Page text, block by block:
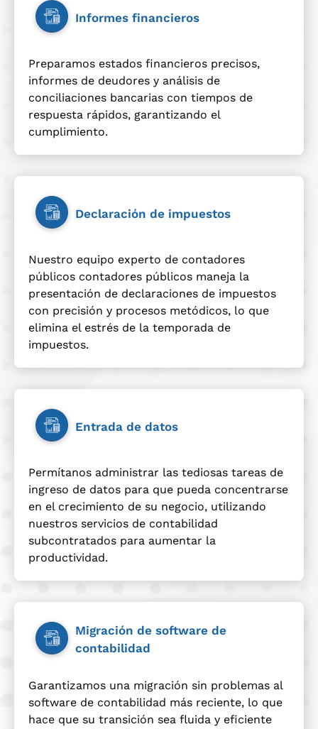
Informes financieros
Preparamos estados financieros precisos,
informes de deudores y análisis de
conciliaciones bancarias con tiempos de
respuesta rápidos, garantizando el
cumplimiento.
Declaración de impuestos
Nuestro equipo experto de contadores
públicos contadores públicos maneja la
presentación de declaraciones de impuestos
con precisión y procesos metódicos, lo que
elimina el estrés de la temporada de
impuestos.
Entrada de datos
Permítanos administrar las tediosas tareas de
ingreso de datos para que pueda concentrarse
en el crecimiento de su negocio, utilizando
nuestros servicios de contabilidad
subcontratados para aumentar la
productividad.
Migración de software de
contabilidad
Garantizamos una migración sin problemas al
software de contabilidad más reciente, lo que
hace que su transición sea fluida y eficiente